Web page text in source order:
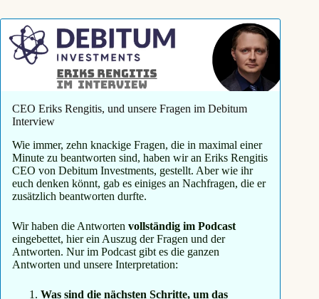
CEO Eriks Rengitis, und unsere Fragen im Debitum
Interview
Wie immer, zehn knackige Fragen, die in maximal einer
Minute zu beantworten sind, haben wir an Eriks Rengitis
CEO von Debitum Investments, gestellt. Aber wie ihr
euch denken könnt, gab es einiges an Nachfragen, die er
zusätzlich beantworten durfte.
Wir haben die Antworten vollständig im Podcast
eingebettet, hier ein Auszug der Fragen und der
Antworten. Nur im Podcast gibt es die ganzen
Antworten und unsere Interpretation:
Was sind die nächsten Schritte, um das